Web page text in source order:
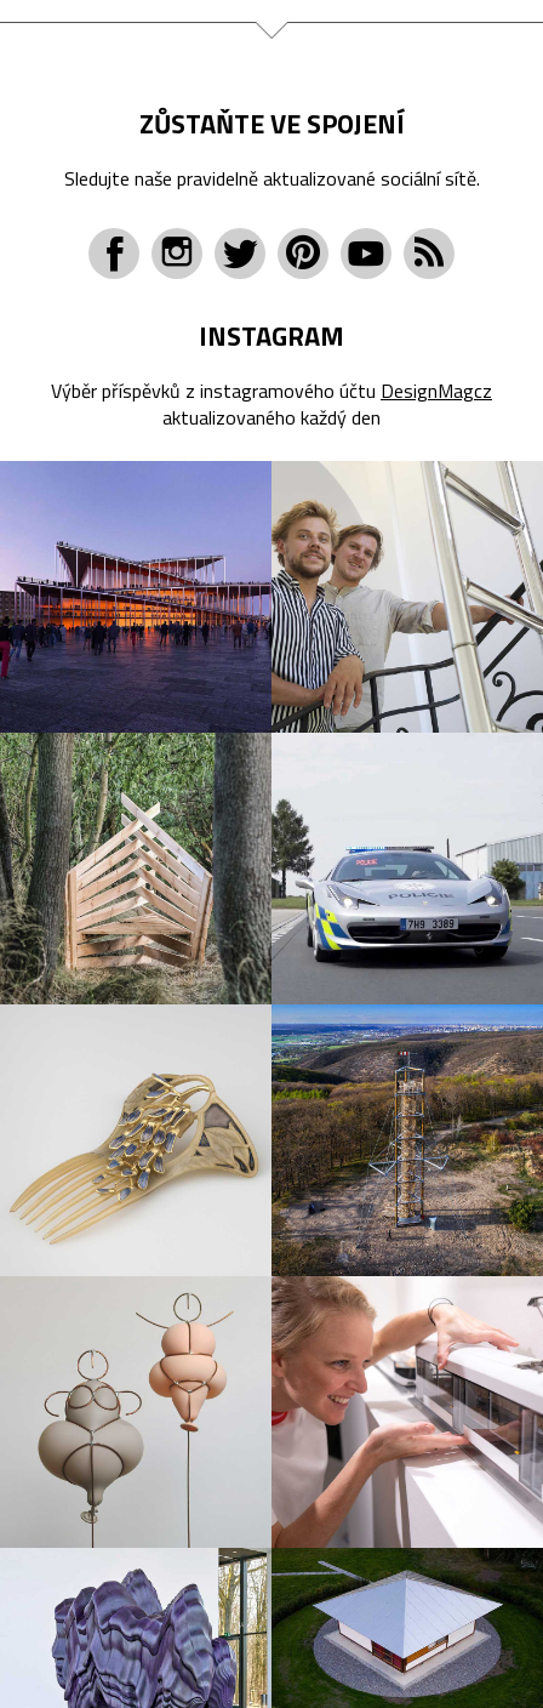
ZŮSTAŇTE VE SPOJENÍ
Sledujte naše pravidelně aktualizované sociální sítě.
INSTAGRAM
Výběr příspěvků z instagramového účtu DesignMagcz
aktualizovaného každý den